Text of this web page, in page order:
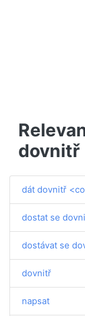
dovnitř
dát dovnitř
dostat se
dostávat se
dovnitř
napsat